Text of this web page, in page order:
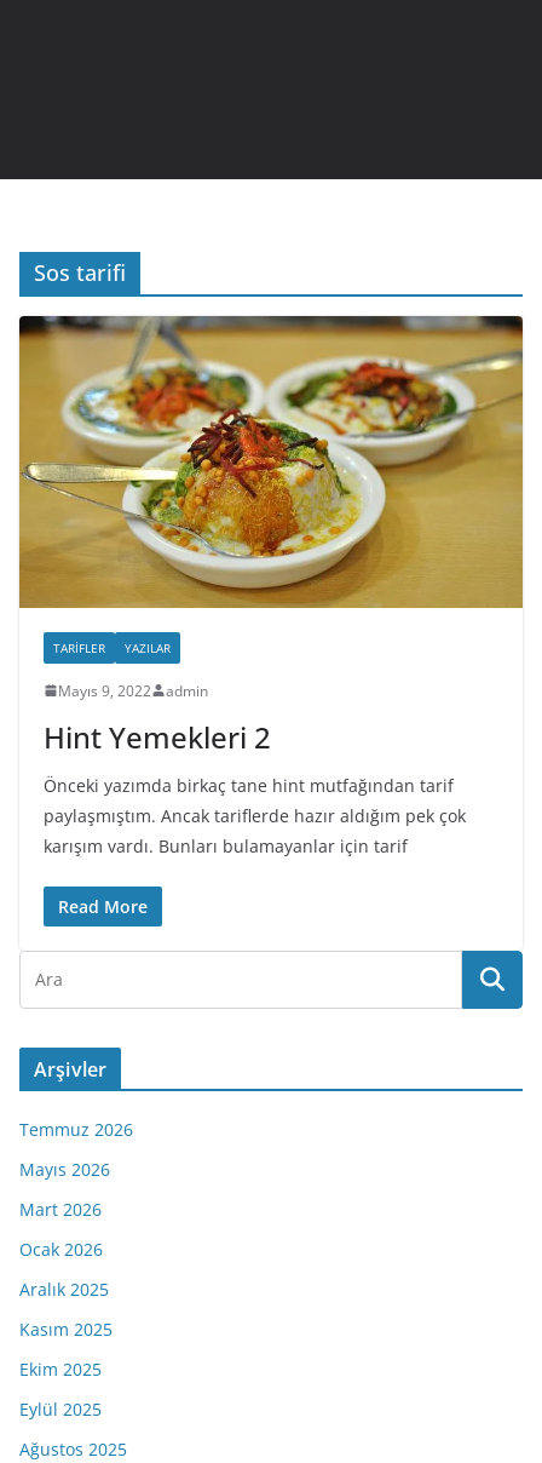
Sos tarifi
TARIFLER YAZILAR
Mayıs 9, 2022 admin
Hint Yemekleri 2
Önceki yazımda birkaç tane hint mutfağından tarif
paylaşmıştım. Ancak tariflerde hazır aldığım pek çok
karışım vardı. Bunları bulamayanlar için tarif
Read More
Arşivler
Temmuz 2026
Mayıs 2026
Mart 2026
Ocak 2026
Aralık 2025
Kasım 2025
Ekim 2025
Eylül 2025
Ağustos 2025